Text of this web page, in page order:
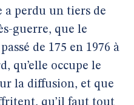
a perdu un tiers de
guerre, que le
de 175 en 1976 à
qu’elle occupe le
la diffusion, et que
qu’il faut tout